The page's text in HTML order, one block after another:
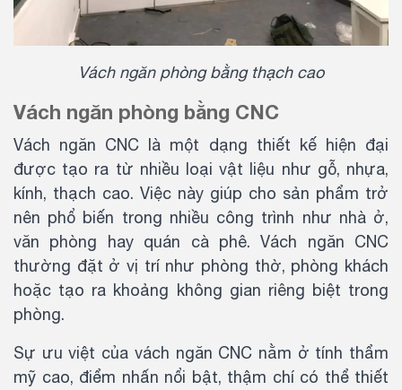
Vách ngăn phòng bằng thạch cao
Vách ngăn phòng bằng CNC
Vách ngăn CNC là một dạng thiết kế hiện đại
được tạo ra từ nhiều loại vật liệu như gỗ, nhựa,
kính, thạch cao. Việc này giúp cho sản phẩm trở
nên phổ biến trong nhiều công trình như nhà ở,
văn phòng hay quán cà phê. Vách ngăn CNC
thường đặt ở vị trí như phòng thờ, phòng khách
hoặc tạo ra khoảng không gian riêng biệt trong
phòng.
Sự ưu việt của vách ngăn CNC nằm ở tính thẩm
mỹ cao, điểm nhấn nổi bật, thậm chí có thể thiết